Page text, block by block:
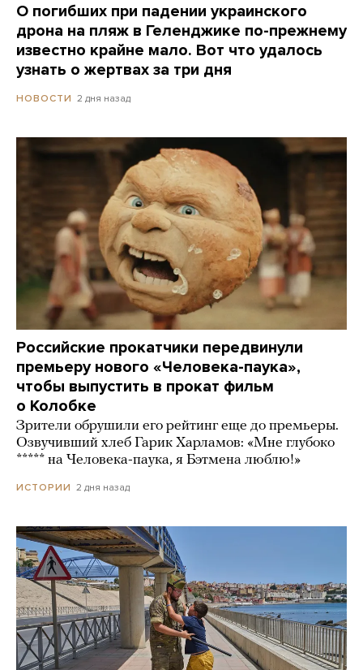
О погибших при падении украинского
дрона на пляж в Геленджике по-прежнему
известно крайне мало. Вот что удалось
узнать о жертвах за три дня
НОВОСТИ 2 дня назад
Российские прокатчики передвинули
премьеру нового «Человека-паука»,
чтобы выпустить в прокат фильм
о Колобке
Зрители обрушили его рейтинг еще до премьеры.
Озвучивший хлеб Гарик Харламов: «Мне глубоко
***** на Человека-паука, я Бэтмена люблю!»
ИСТОРИИ 2 дня назад